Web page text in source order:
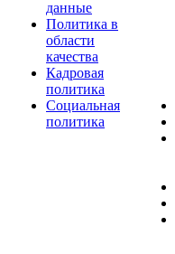
данные
Политика в
области
качества
Кадровая
политика
Социальная
политика